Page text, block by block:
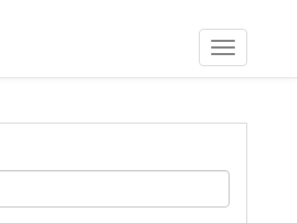
Toggle